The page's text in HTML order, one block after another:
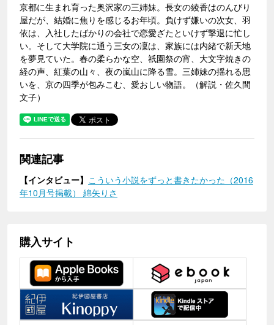
京都に生まれ育った奥沢家の三姉妹。長女の綾香はのんびり
屋だが、結婚に焦りを感じるお年頃。負けず嫌いの次女、羽
依は、入社したばかりの会社で恋愛ざたといけず撃退に忙し
い。そして大学院に通う三女の凜は、家族には内緒で新天地
を夢見ていた。春の柔らかな空、祇園祭の宵、大文字焼きの
経の声、紅葉の山々、夜の嵐山に降る雪。三姉妹の揺れる思
いを、京の四季が包みこむ、愛おしい物語。（解説・佐久間
文子）
関連記事
【インタビュー】 こういう小説をずっと書きたかった（2016
年10月号掲載） 綿矢りさ
購入サイト